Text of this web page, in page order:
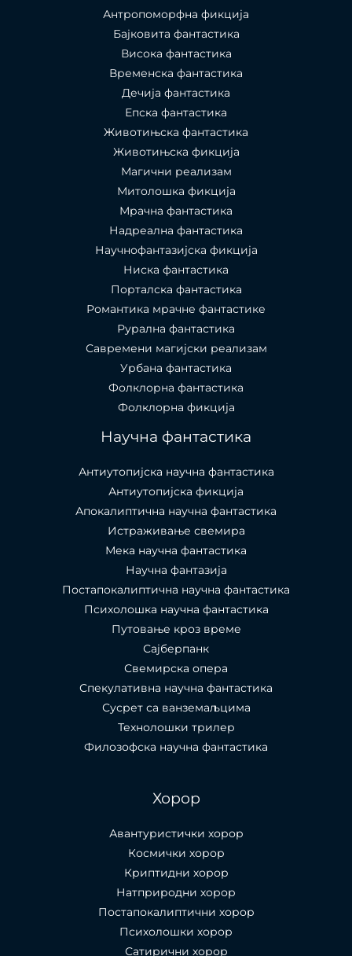
Антропоморфна фикција
Бајковита фантастика
Висока фантастика
Временска фантастика
Дечија фантастика
Епска фантастика
Животињска фантастика
Животињска фикција
Магични реализам
Митолошка фикција
Мрачна фантастика
Надреална фантастика
Научнофантазијска фикција
Ниска фантастика
Порталска фантастика​
Романтика мрачне фантастике
Рурална фантастика
Савремени магијски реализам
Урбана фантастика
Фолклорна фантастика
Фолклорна фикција
Научна фантастика
Антиутопијска научна фантастика
Антиутопијска фикција
Апокалиптична научна фантастика
Истраживање свемира
Мека научна фантастика
Научна фантазија
Постапокалиптична научна фантастика
Психолошка научна фантастика
Путовање кроз време
Сајберпанк
Свемирска опера
Спекулативна научна фантастика
Сусрет са ванземаљцима
Технолошки трилер
Филозофска научна фантастика
Хорор
Авантуристички хорор
Космички хорор
Криптидни хорор
Натприродни хорор
Постапокалиптични хорор
Психолошки хорор
Сатирични хорор